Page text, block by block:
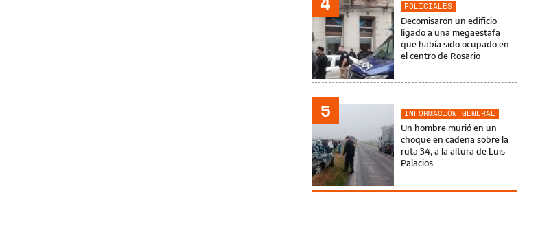
POLICIALES
Decomisaron un edificio
ligado a una megaestafa
que había sido ocupado en
el centro de Rosario
5
INFORMACIÓN GENERAL
Un hombre murió en un
choque en cadena sobre la
ruta 34, a la altura de Luis
Palacios